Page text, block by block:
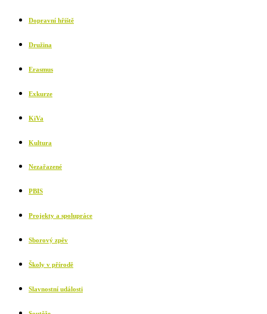
Dopravní hřiště
Družina
Erasmus
Exkurze
KiVa
Kultura
Nezařazené
PBIS
Projekty a spolupráce
Sborový zpěv
Školy v přírodě
Slavnostní události